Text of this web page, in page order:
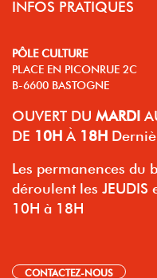
INFOS PRATIQUES
PÔLE CULTURE
PLACE EN PICONRUE 2C
B-6600 BASTOGNE
OUVERT DU MARDI
DE 10H À 18H
Les permanences du
déroulent les JEUDIS
10H à 18H
CONTACTEZ-NOUS